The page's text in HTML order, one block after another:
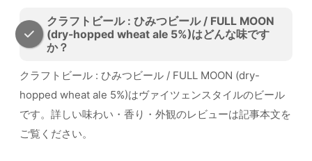
クラフトビール : ひみつビール / FULL MOON
(dry-hopped wheat ale 5%)はどんな味です
か？
クラフトビール : ひみつビール / FULL MOON (dry-
hopped wheat ale 5%)はヴァイツェンスタイルのビール
です。詳しい味わい・香り・外観のレビューは記事本文を
ご覧ください。